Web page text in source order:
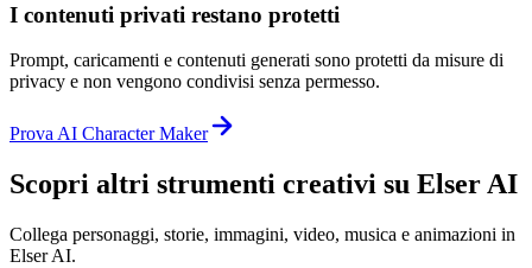
I contenuti privati restano protetti
Prompt, caricamenti e contenuti generati sono protetti da misure di
privacy e non vengono condivisi senza permesso.
Prova AI Character Maker
Scopri altri strumenti creativi su Elser AI
Collega personaggi, storie, immagini, video, musica e animazioni in
Elser AI.